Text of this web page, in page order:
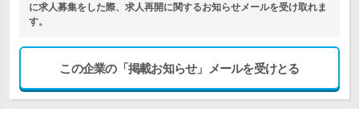
に求人募集をした際、求人再開に関するお知らせメールを受け取れま
す。
この企業の「掲載お知らせ」メールを受けとる